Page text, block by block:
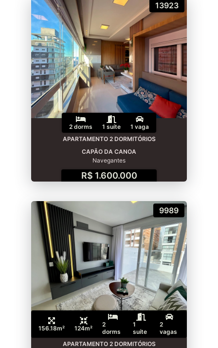
13923
2 dorms 1 suíte
1 vaga
APARTAMENTO 2 DORMITÓRIOS
CAPÃO DA CANOA
Navegantes
R$ 1.600.000
9989
156.18m² 124m²
2
dorms
1
suíte
2
vagas
APARTAMENTO 2 DORMITÓRIOS